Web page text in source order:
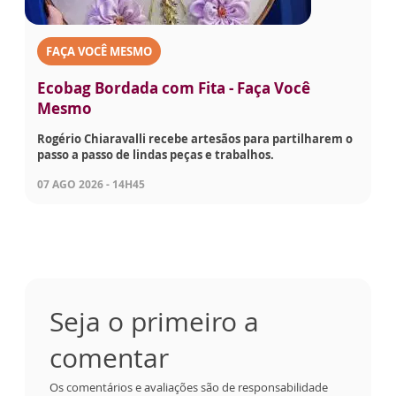
FAÇA VOCÊ MESMO
Ecobag Bordada com Fita - Faça Você
Mesmo
Rogério Chiaravalli recebe artesãos para partilharem o
passo a passo de lindas peças e trabalhos.
07 AGO 2026 - 14H45
Seja o primeiro a
comentar
Os comentários e avaliações são de responsabilidade